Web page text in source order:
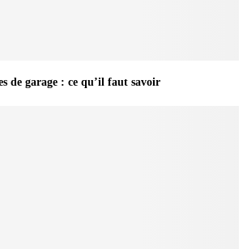
de garage : ce qu’il faut savoir